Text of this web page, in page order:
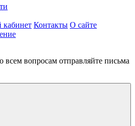
Контакты О сайте
вопросам отправляйте письма